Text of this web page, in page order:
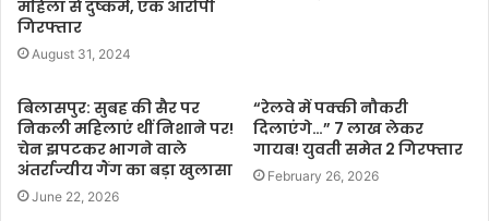
महिला से दुष्कर्म, एक आरोपी
गिरफ्तार
August 31, 2024
बिलासपुर: सुबह की सैर पर
निकली महिलाएं थीं निशाने पर!
चेन झपटकर भागने वाले
अंतर्राज्यीय गैंग का बड़ा खुलासा
June 22, 2026
“रेलवे में पक्की नौकरी
दिलाएंगे…” 7 लाख लेकर
गायब! युवती समेत 2 गिरफ्तार
February 26, 2026